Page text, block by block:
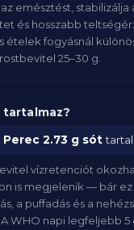
emésztést, stabilizálja
és hosszabb
ételek fogyásnál
25–30 g.
tartalmaz?
Perec 2.73 g sót
vízretenciót
is megjelenik — bár
a puffadás és a
WHO napi legfeljebb 5